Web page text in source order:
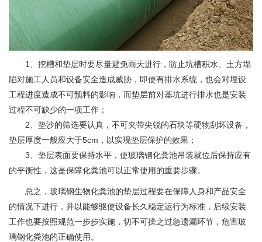
1、挖槽和垫层时要尽量避免雨天进行，防止坑槽积水、土方塌
陷对施工人员和设备安全造成威胁，即使有排水系统，也会对埋设
工程进度造成不可预料的影响，而垫层前对基坑进行排水也是安装
过程不可缺少的一项工作；
2、垫沙的筛选要认真，不可夹带尖锐的石块等硬物刮坏设备，
垫层厚度一般应大于5cm，以实现垫层保护的效果；
3、垫层表面要保持水平，使玻璃钢化粪池吊装就位后保持应有
的平衡性，这是保障化粪池可以正常使用的重要步骤。
总之，玻璃钢生物化粪池的垫层过程要在保障人身和产品安全
的情况下进行，并以能够驱使设备长久稳定运行为标准，后续安装
工作也要按照规范一步步实施，切不可操之过急遗漏环节，危害玻
璃钢化粪池的正确使用。